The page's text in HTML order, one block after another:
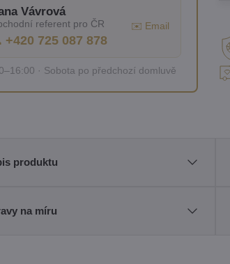
Vávrová
referent pro ČR
+420 725 087 878
✉️ Email
· Sobota po předchozí domluvě
produktu
na míru